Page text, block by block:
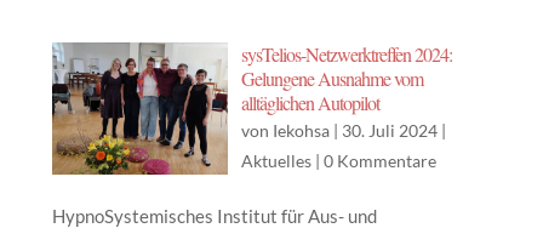
sysTelios-Netzwerktreffen 2024:
Gelungene Ausnahme vom
alltäglichen Autopilot
von Iekohsa| 30. Juli 2024|
Aktuelles| 0 Kommentare
HypnoSystemisches Institut für Aus- und